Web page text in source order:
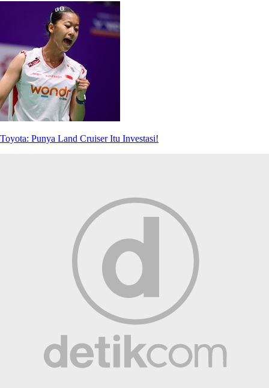
Toyota: Punya Land Cruiser Itu Investasi!